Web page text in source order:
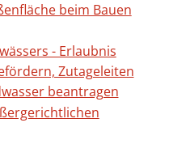
beim Bauen
- Erlaubnis
Zutageleiten
beantragen